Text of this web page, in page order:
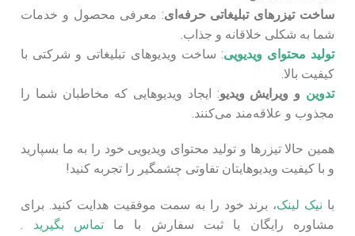
ساخت تیزرهای تبلیغاتی حرفه‌ای: معرفی محصول و خدمات
شما به شکلی خلاقانه و جذاب.
تولید محتوای ویدیویی: ساخت ویدیوهای تبلیغاتی و شرکتی با
کیفیت بالا.
تدوین و ویرایش ویدیو: ایجاد ویدیوهایی که مخاطبان شما را
مجذوب و علاقه‌مند می‌کنند.
همین حالا تیزرها و تولید محتوای ویدیویی خود را به ما بسپارید
و با کیفیت ویدیوهایتان تفاوتی چشمگیر را تجربه کنید!
با نیک لینک، برند خود را به سمت موفقیت هدایت کنید. برای
مشاوره رایگان یا ثبت سفارش با ماتماس بگیرید .